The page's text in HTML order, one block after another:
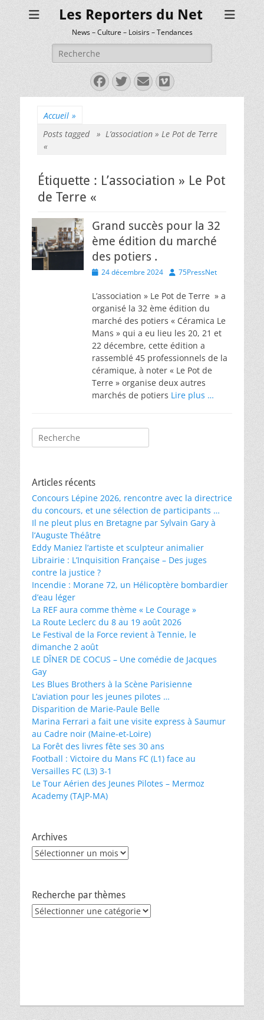
Les Reporters du Net
News – Culture – Loisirs – Tendances
Rechercher :
Facebook
Twitter
E-
mail
Vimeo
Accueil »
Posts tagged » L’association » Le Pot de Terre
«
Étiquette : L’association » Le Pot
de Terre «
Grand succès pour la 32
ème édition du marché
des potiers .
Posted
24 décembre 2024 Author
75PressNet
L’association » Le Pot de Terre » a
organisé la 32 ème édition du
marché des potiers « Céramica Le
Mans » qui a eu lieu les 20, 21 et
22 décembre, cette édition a
rassemblé 45 professionnels de la
céramique, à noter « Le Pot de
Terre » organise deux autres
marchés de potiers Lire plus …
Rechercher :
Articles récents
Concours Lépine 2026, rencontre avec la directrice
du concours, et une sélection de participants …
Il ne pleut plus en Bretagne par Sylvain Gary à
l’Auguste Théâtre
Eddy Maniez l’artiste et sculpteur animalier
Librairie : L’Inquisition Française – Des juges
contre la justice ?
Incendie : Morane 72, un Hélicoptère bombardier
d’eau léger
La REF aura comme thème « Le Courage »
La Route Leclerc du 8 au 19 août 2026
Le Festival de la Force revient à Tennie, le
dimanche 2 août
LE DÎNER DE COCUS – Une comédie de Jacques
Gay
Les Blues Brothers à la Scène Parisienne
L’aviation pour les jeunes pilotes …
Disparition de Marie-Paule Belle
Marina Ferrari a fait une visite express à Saumur
au Cadre noir (Maine-et-Loire)
La Forêt des livres fête ses 30 ans
Football : Victoire du Mans FC (L1) face au
Versailles FC (L3) 3-1
Le Tour Aérien des Jeunes Pilotes – Mermoz
Academy (TAJP-MA)
Archives
Archives
Recherche par thèmes
Recherche